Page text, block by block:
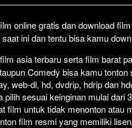
online gratis dan download
ini dan tentu bisa kamu
asia terbaru serta film barat
Comedy bisa kamu
web-dl, hd, dvdrip, hdrip dan
sesuai keinginan mulai dari
film untuk tidak menonton atau
film resmi yang memiliki